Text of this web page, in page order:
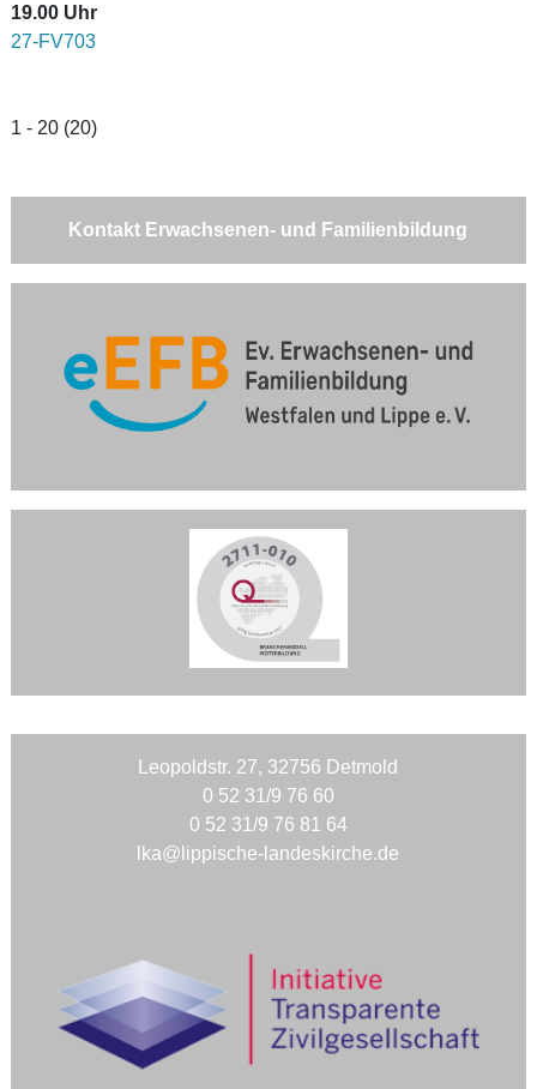
19.00 Uhr
27-FV703
1 - 20 (20)
Kontakt Erwachsenen- und Familienbildung
Leopoldstr. 27, 32756 Detmold
0 52 31/9 76 60
0 52 31/9 76 81 64
lka@lippische-landeskirche.de